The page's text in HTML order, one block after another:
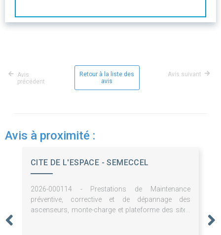
Avis
précédent
Retour à la liste des
avis
Avis suivant
Avis à proximité :
CITE DE L'ESPACE - SEMECCEL
2026-000114 - Prestations de Maintenance
préventive, corrective et de dépannage des
ascenseurs, monte-charge et plateforme des sites